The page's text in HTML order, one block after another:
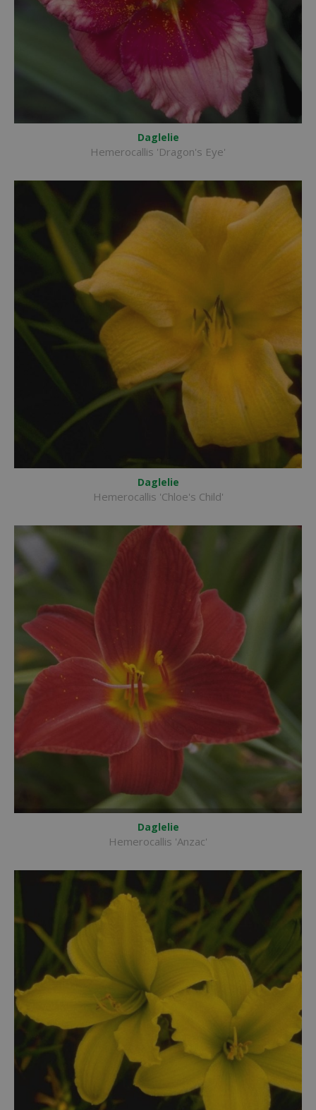
Daglelie
Hemerocallis 'Dragon's Eye'
Daglelie
Hemerocallis 'Chloe's Child'
Daglelie
Hemerocallis 'Anzac'